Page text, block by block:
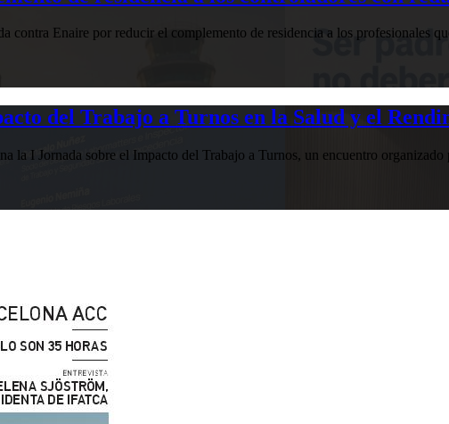
Enaire por reducir el complemento de residencia a los profesionales
del Trabajo a Turnos en la Salud y el
la I Jornada sobre el Impacto del Trabajo a Turnos, un encuentro